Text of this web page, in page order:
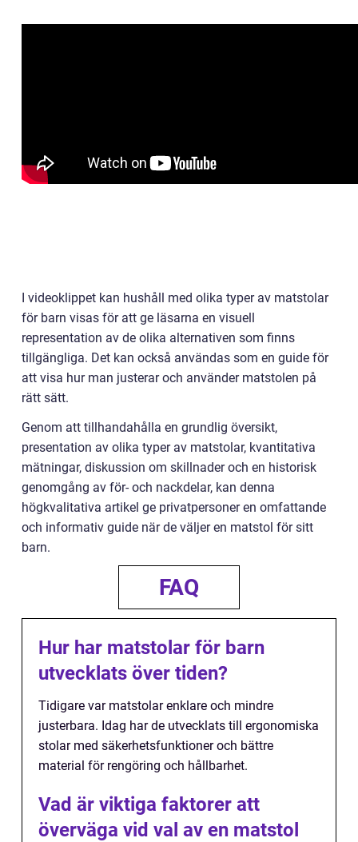
I videoklippet kan hushåll med olika typer av matstolar
för barn visas för att ge läsarna en visuell
representation av de olika alternativen som finns
tillgängliga. Det kan också användas som en guide för
att visa hur man justerar och använder matstolen på
rätt sätt.
Genom att tillhandahålla en grundlig översikt,
presentation av olika typer av matstolar, kvantitativa
mätningar, diskussion om skillnader och en historisk
genomgång av för- och nackdelar, kan denna
högkvalitativa artikel ge privatpersoner en omfattande
och informativ guide när de väljer en matstol för sitt
barn.
FAQ
Hur har matstolar för barn
utvecklats över tiden?
Tidigare var matstolar enklare och mindre
justerbara. Idag har de utvecklats till ergonomiska
stolar med säkerhetsfunktioner och bättre
material för rengöring och hållbarhet.
Vad är viktiga faktorer att
överväga vid val av en matstol